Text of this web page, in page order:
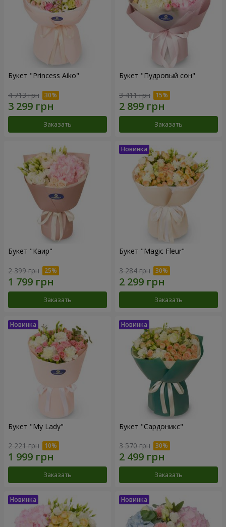
Букет "Princess Aiko"
4 713 грн
Заказать
Букет "Пудровый сон"
3 411 грн
Заказать
Букет "Каир"
2 399 грн
Заказать
Букет "Magic Fleur"
3 284 грн
Заказать
Букет "My Lady"
2 221 грн
Заказать
Букет "Сардоникс"
3 570 грн
Заказать